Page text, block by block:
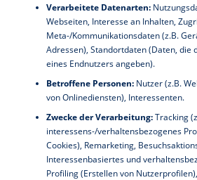
Verarbeitete Datenarten:
Webseiten, Interesse an Inhalten,
Meta-/Kommunikationsdaten (z.B.
Adressen), Standortdaten (Daten, die
eines Endnutzers angeben).
Betroffene Personen:Nutzer (z.B.
von Onlinediensten), Interessenten.
Zwecke der Verarbeitung:Tracking
interessens-/verhaltensbezogenes
Cookies), Remarketing,
Interessenbasiertes und
Profiling (Erstellen von